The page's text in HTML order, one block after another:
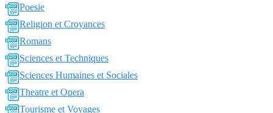
Poesie
Religion et Croyances
Romans
Sciences et Techniques
Sciences Humaines et Sociales
Theatre et Opera
Tourisme et Voyages